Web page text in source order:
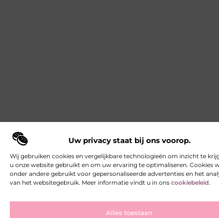
Uw privacy staat bij ons voorop.
Wij gebruiken cookies en vergelijkbare technologieën om inzicht te
u onze website gebruikt en om uw ervaring te optimaliseren. Cookies
onder andere gebruikt voor gepersonaliseerde advertenties en het
van het websitegebruik. Meer informatie vindt u in ons cookiebeleid.
Alles toestaan